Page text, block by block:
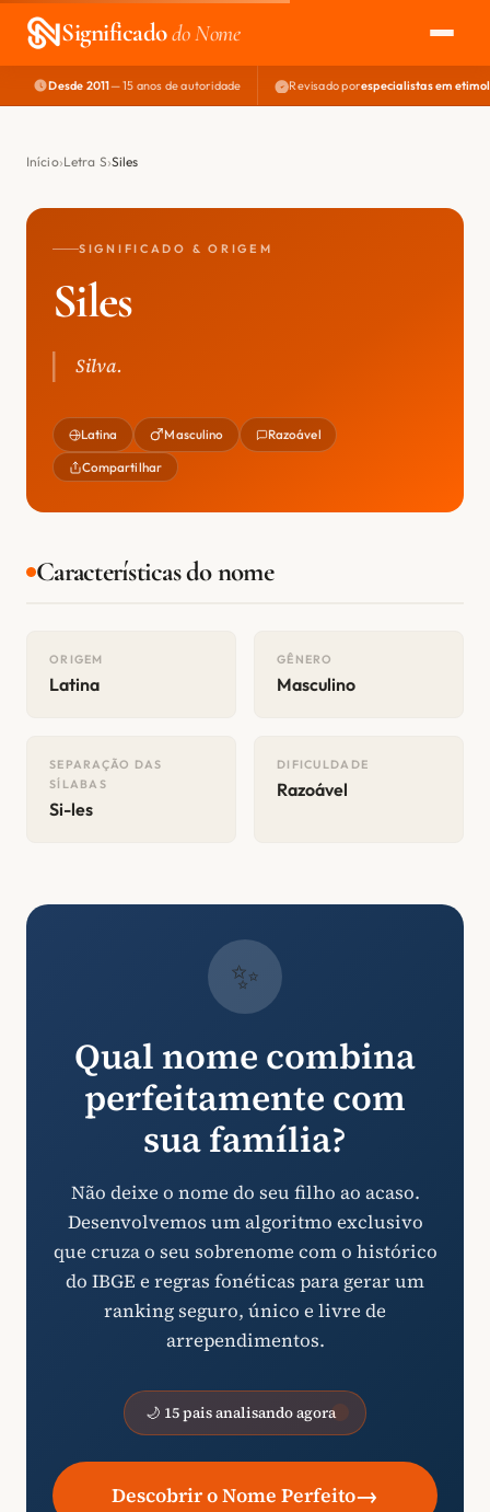
Significadodo Nome
EXPLORAR
NOME PERFEITO
Desde 2011— 15 anos de autoridade Revisado porespecialistas em
Início Letra S Siles
SIGNIFICADO & ORIGEM
Siles
Silva.
Latina Masculino Razoável
Compartilhar
Características do nome
ORIGEM
Latina
GÊNERO
Masculino
SEPARAÇÃO DAS
SÍLABAS
Si-les
DIFICULDADE
Razoável
✨
Qual nome combina
perfeitamente com
sua família?
Não deixe o nome do seu filho ao acaso.
Desenvolvemos um algoritmo exclusivo
que cruza o seu sobrenome com o histórico
do IBGE e regras fonéticas para gerar um
ranking seguro, único e livre de
arrependimentos.
🌙 15 pais analisando agora
Descobrir o Nome Perfeito→